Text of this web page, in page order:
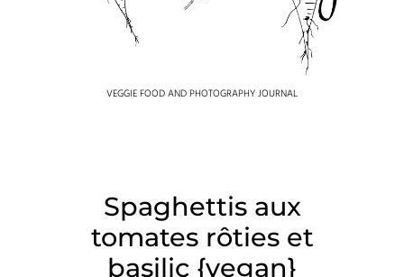
VEGGIE FOOD AND PHOTOGRAPHY JOURNAL
Spaghettis aux
tomates rôties et
basilic {vegan}